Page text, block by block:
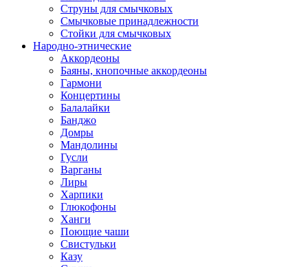
Струны для смычковых
Смычковые принадлежности
Стойки для смычковых
Народно-этнические
Аккордеоны
Баяны, кнопочные аккордеоны
Гармони
Концертины
Балалайки
Банджо
Домры
Мандолины
Гусли
Варганы
Лиры
Харпики
Глюкофоны
Ханги
Поющие чаши
Свистульки
Казу